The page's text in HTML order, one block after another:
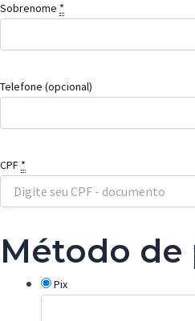
Sobrenome *
Telefone (opcional)
CPF *
Método
Pix